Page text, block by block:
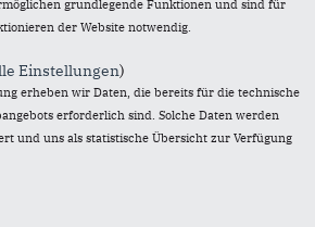
Selbstverständlichkeit ist. Daher
Ausgabe ihnen einen Rückblick über
Politik geben und Sie überzeugen,
Politik für die
Gemeinde betrieben haben.
Gemeinde, die schöne Architektur, die
und Kindergärten, die freundliche
grundlegende Funktionen und sind für
der Website notwendig.
Einstellungen)
erheben wir Daten, die bereits für die technische
erforderlich sind. Solche Daten werden
und uns als statistische Übersicht zur Verfügung